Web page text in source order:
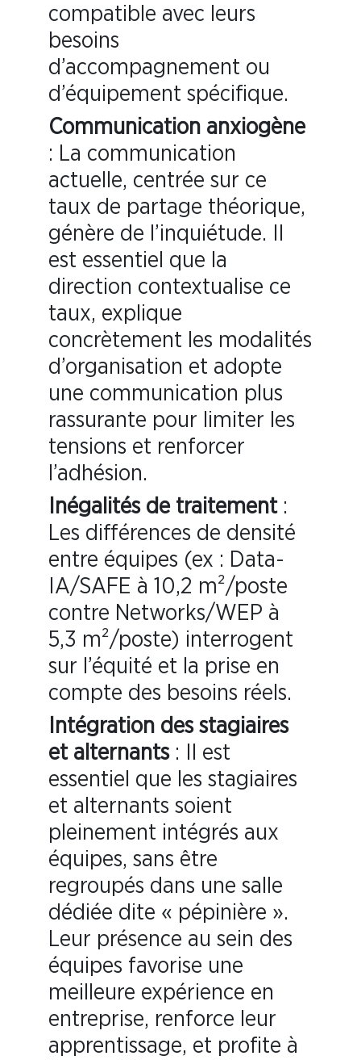
compatible avec leurs
besoins
d’accompagnement ou
d’équipement spécifique.
Communication anxiogène
: La communication
actuelle, centrée sur ce
taux de partage théorique,
génère de l’inquiétude. Il
est essentiel que la
direction contextualise ce
taux, explique
concrètement les modalités
d’organisation et adopte
une communication plus
rassurante pour limiter les
tensions et renforcer
l’adhésion.
Inégalités de traitement:
Les différences de densité
entre équipes (ex : Data-
IA/SAFE à 10,2 m²/poste
contre Networks/WEP à
5,3 m²/poste) interrogent
sur l’équité et la prise en
compte des besoins réels.
Intégration des stagiaires
et alternants: Il est
essentiel que les stagiaires
et alternants soient
pleinement intégrés aux
équipes, sans être
regroupés dans une salle
dédiée dite « pépinière ».
Leur présence au sein des
équipes favorise une
meilleure expérience en
entreprise, renforce leur
apprentissage, et profite à